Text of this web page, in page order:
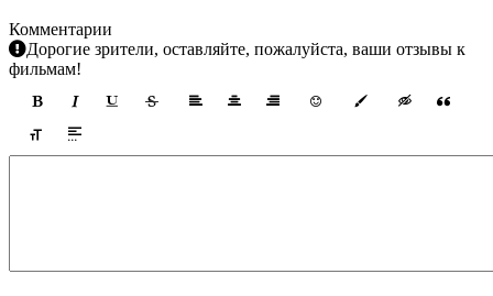
Комментарии
Дорогие зрители, оставляйте, пожалуйста, ваши отзывы к
фильмам!